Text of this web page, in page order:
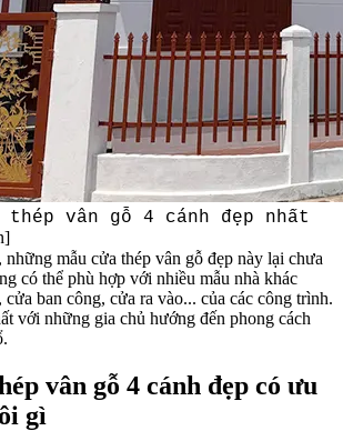
thép vân gỗ 4 cánh đẹp nhất
mẫu cửa thép vân gỗ đẹp này lại chưa
có thể phù hợp với nhiều mẫu nhà khác
ban công, cửa ra vào... của các công trình.
với những gia chủ hướng đến phong cách
vân gỗ 4 cánh đẹp có ưu
gì